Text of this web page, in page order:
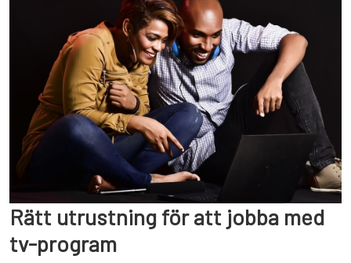
Rätt utrustning för att jobba med
tv-program